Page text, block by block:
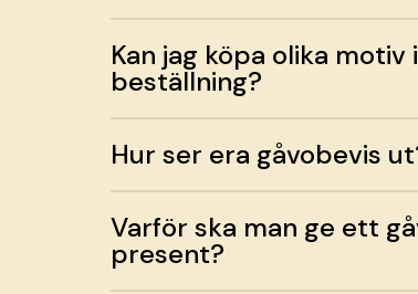
Kan jag köpa olika motiv
beställning?
Hur ser era gåvobevis
Varför ska man ge ett
present?